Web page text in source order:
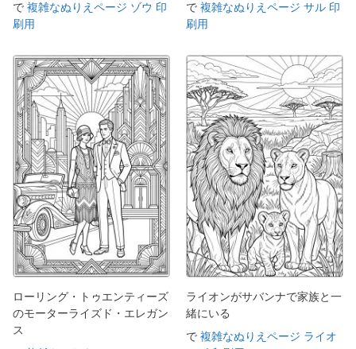
で 複雑なぬりえページ ゾウ 印
刷用
で 複雑なぬりえページ サル 印
刷用
ローリング・トゥエンティーズ
のモーターライズド・エレガン
ス
ライオンがサバンナで家族と一
緒にいる
で 複雑なぬりえページ ライオ